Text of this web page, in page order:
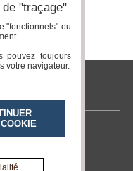
"traçage"
"fonctionnels" ou
pouvez toujours
votre navigateur.